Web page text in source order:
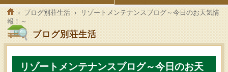
›ブログ別荘生活› リゾートメンテナンスブログ～今日のお天気情
報！～
ブログ別荘生活
リゾートメンテナンスブログ～今日のお天